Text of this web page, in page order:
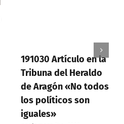
191030 Artículo en la
Tribuna del Heraldo
de Aragón «No todos
los políticos son
iguales»